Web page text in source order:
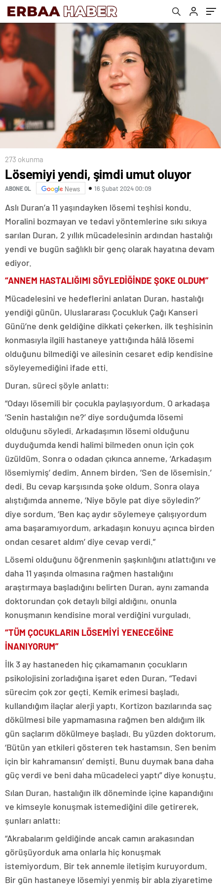
273 okunma
Lösemiyi yendi, şimdi umut oluyor
ABONE OL News 16 Şubat 2024 00:09
Aslı Duran’a 11 yaşındayken lösemi teşhisi kondu.
Moralini bozmayan ve tedavi yöntemlerine sıkı sıkıya
sarılan Duran, 2 yıllık mücadelesinin ardından hastalığı
yendi ve bugün sağlıklı bir genç olarak hayatına devam
ediyor.
“ANNEM HASTALIĞIMI SÖYLEDİĞİNDE ŞOKE OLDUM”
Mücadelesini ve hedeflerini anlatan Duran, hastalığı
yendiği günün, Uluslararası Çocukluk Çağı Kanseri
Günü’ne denk geldiğine dikkati çekerken, ilk teşhisinin
konmasıyla ilgili hastaneye yattığında hâlâ lösemi
olduğunu bilmediği ve ailesinin cesaret edip kendisine
söyleyemediğini ifade etti.
Duran, süreci şöyle anlattı:
“Odayı lösemili bir çocukla paylaşıyordum. O arkadaşa
‘Senin hastalığın ne?’ diye sorduğumda lösemi
olduğunu söyledi. Arkadaşımın lösemi olduğunu
duyduğumda kendi halimi bilmeden onun için çok
üzüldüm. Sonra o odadan çıkınca anneme, ‘Arkadaşım
lösemiymiş’ dedim. Annem birden, ‘Sen de lösemisin.’
dedi. Bu cevap karşısında şoke oldum. Sonra olaya
alıştığımda anneme, ‘Niye böyle pat diye söyledin?’
diye sordum. ‘Ben kaç aydır söylemeye çalışıyordum
ama başaramıyordum, arkadaşın konuyu açınca birden
ondan cesaret aldım’ diye cevap verdi.”
Lösemi olduğunu öğrenmenin şaşkınlığını atlattığını ve
daha 11 yaşında olmasına rağmen hastalığını
araştırmaya başladığını belirten Duran, aynı zamanda
doktorundan çok detaylı bilgi aldığını, onunla
konuşmanın kendisine moral verdiğini vurguladı.
“TÜM ÇOCUKLARIN LÖSEMİYİ YENECEĞİNE
İNANIYORUM”
İlk 3 ay hastaneden hiç çıkamamanın çocukların
psikolojisini zorladığına işaret eden Duran, “Tedavi
sürecim çok zor geçti. Kemik erimesi başladı,
kullandığım ilaçlar alerji yaptı. Kortizon bazılarında saç
dökülmesi bile yapmamasına rağmen ben aldığım ilk
gün saçlarım dökülmeye başladı. Bu yüzden doktorum,
‘Bütün yan etkileri gösteren tek hastamsın. Sen benim
için bir kahramansın’ demişti. Bunu duymak bana daha
güç verdi ve beni daha mücadeleci yaptı” diye konuştu.
Sılan Duran, hastalığın ilk döneminde içine kapandığını
ve kimseyle konuşmak istemediğini dile getirerek,
şunları anlattı:
“Akrabalarım geldiğinde ancak camın arakasından
görüşüyorduk ama onlarla hiç konuşmak
istemiyordum. Bir tek annemle iletişim kuruyordum.
Bir gün hastaneye lösemiyi yenmiş bir abla ziyaretime